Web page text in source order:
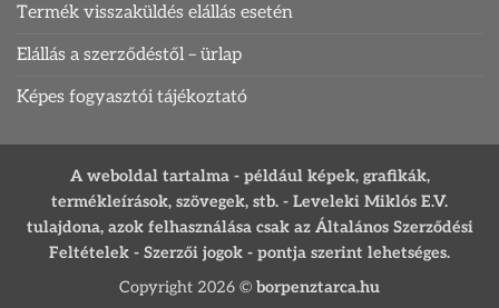
Termék visszaküldés elállás esetén
Elállás a szerződéstől – ürlap
Képes fogyasztói tájékoztató
A weboldal tartalma - például képek, grafikák,
termékleírások, szövegek, stb. - Leveleki Miklós E.V.
tulajdona, azok felhasználása csak az Általános Szerződési
Feltételek - Szerzői jogok - pontja szerint lehetséges.
Copyright 2026 © borpenztarca.hu